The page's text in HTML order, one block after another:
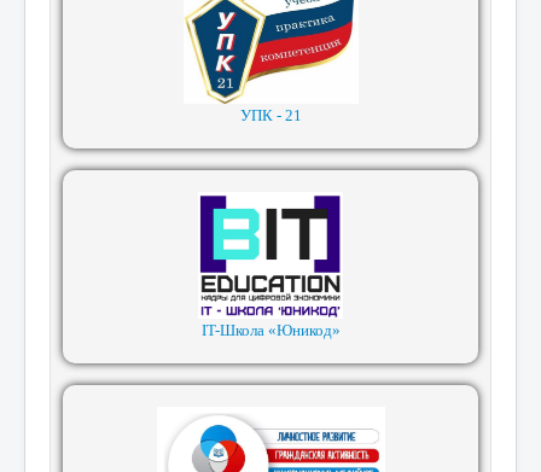
УПК - 21
IT-Школа «Юникод»